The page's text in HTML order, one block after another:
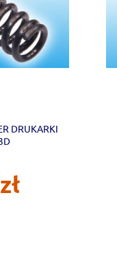
DRUKARKI